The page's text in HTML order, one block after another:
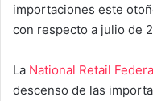
importaciones este
con respecto a julio de
La National Retail
descenso de las